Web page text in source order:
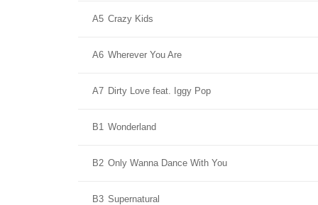
A5 Crazy Kids
A6 Wherever You Are
A7 Dirty Love feat. Iggy Pop
B1 Wonderland
B2 Only Wanna Dance With You
B3 Supernatural